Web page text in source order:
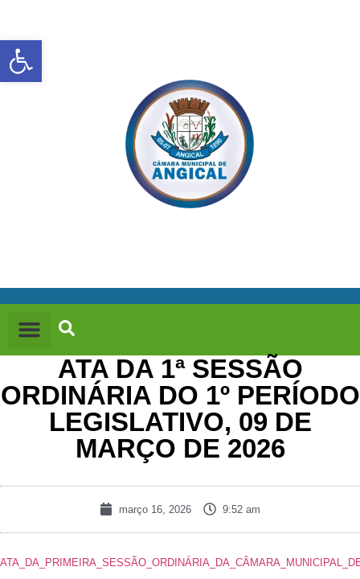
Abrir a barra de ferramentas
ATA DA 1ª SESSÃO
ORDINÁRIA DO 1º PERÍODO
LEGISLATIVO, 09 DE
MARÇO DE 2026
março 16, 2026 9:52 am